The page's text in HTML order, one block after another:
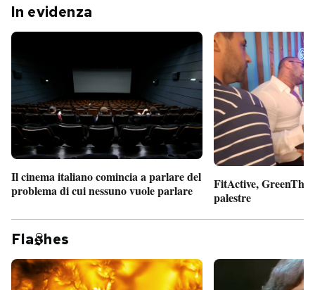
In evidenza
Il cinema italiano comincia a parlare del
problema di cui nessuno vuole parlare
FitActive,
palestre
Fla hes